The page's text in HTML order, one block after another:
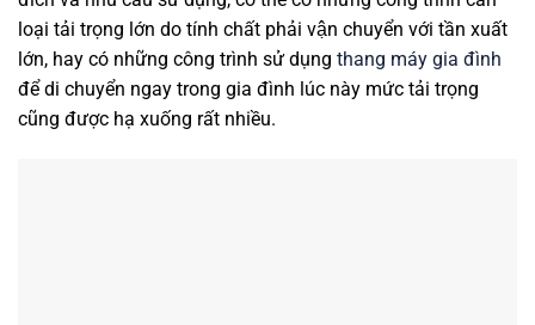
loại tải trọng lớn do tính chất phải vận chuyển với tần xuất
lớn, hay có những công trình sử dụng thang máy gia đình
để di chuyển ngay trong gia đình lúc này mức tải trọng
cũng được hạ xuống rất nhiều.